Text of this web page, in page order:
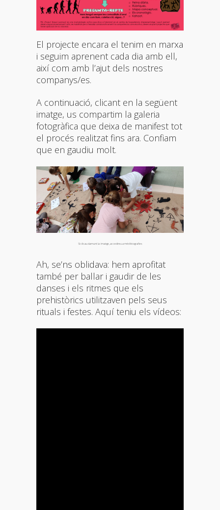
El projecte encara el tenim en marxa
i seguim aprenent cada dia amb ell,
així com amb l’ajut dels nostres
companys/es.
A continuació, clicant en la següent
imatge, us compartim la galeria
fotogràfica que deixa de manifest tot
el procés realitzat fins ara. Confiam
que en gaudiu molt.
Si clicau damunt la imatge, accedireu a més fotografies
Ah, se’ns oblidava: hem aprofitat
també per ballar i gaudir de les
danses i els ritmes que els
prehistòrics utilitzaven pels seus
rituals i festes. Aquí teniu els vídeos: